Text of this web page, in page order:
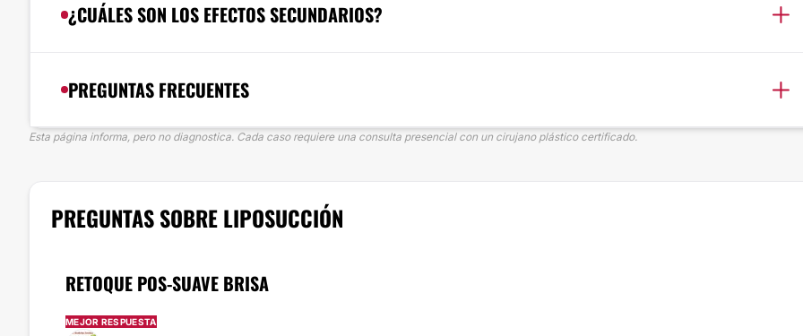
¿CUÁLES SON LOS EFECTOS SECUNDARIOS?
PREGUNTAS FRECUENTES
Esta página informa, pero no diagnostica. Cada caso requiere una consulta presencial con un cirujano plástico certificado.
PREGUNTAS SOBRE LIPOSUCCIÓN
RETOQUE POS-SUAVE BRISA
MEJOR RESPUESTA